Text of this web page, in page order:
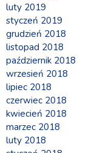
luty 2019
styczeń 2019
grudzień 2018
listopad 2018
październik 2018
wrzesień 2018
lipiec 2018
czerwiec 2018
kwiecień 2018
marzec 2018
luty 2018